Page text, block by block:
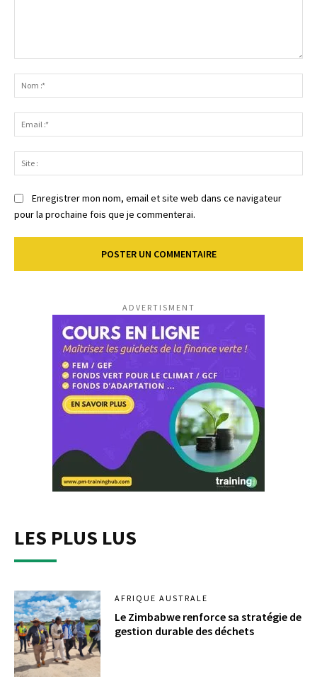
:*
:*
:
Enregistrer mon nom, email et site web dans ce navigateur
pour la prochaine fois que je commenterai.
ADVERTISMENT
LES PLUS LUS
AFRIQUE AUSTRALE
Le Zimbabwe renforce sa stratégie de
gestion durable des déchets​